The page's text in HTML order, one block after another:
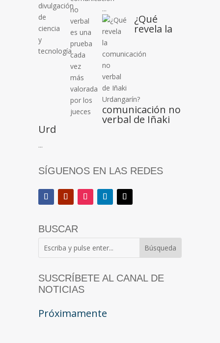
...
¿Qué
revela la
comunicación no
verbal de Iñaki
Urd
...
SÍGUENOS EN LAS REDES
BUSCAR
SUSCRÍBETE AL CANAL DE
NOTICIAS
Próximamente